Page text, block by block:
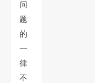
问
题
的
一
律
不